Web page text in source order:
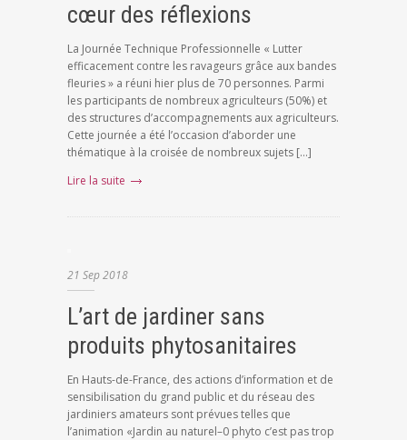
cœur des réflexions
La Journée Technique Professionnelle « Lutter
efficacement contre les ravageurs grâce aux bandes
fleuries » a réuni hier plus de 70 personnes. Parmi
les participants de nombreux agriculteurs (50%) et
des structures d’accompagnements aux agriculteurs.
Cette journée a été l’occasion d’aborder une
thématique à la croisée de nombreux sujets […]
Lire la suite
21 Sep2018
L’art de jardiner sans
produits phytosanitaires
En Hauts-de-France, des actions d’information et de
sensibilisation du grand public et du réseau des
jardiniers amateurs sont prévues telles que
l’animation «Jardin au naturel–0 phyto c’est pas trop